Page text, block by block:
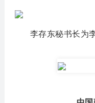
李存东秘书长为